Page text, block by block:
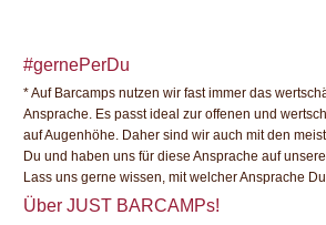
#gernePerDu
* Auf Barcamps nutzen wir fast immer das
Ansprache. Es passt ideal zur offenen und
auf Augenhöhe. Daher sind wir auch mit den
Du und haben uns für diese Ansprache auf
Lass uns gerne wissen, mit welcher Ansprache
Über JUST BARCAMPs!